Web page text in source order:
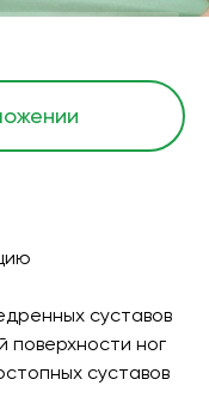
суставов
поверхности ног
суставов